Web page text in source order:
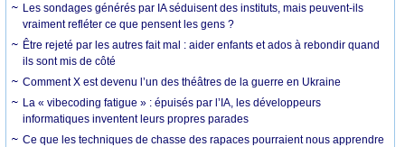
Les sondages générés par IA séduisent des instituts, mais peuvent-ils
vraiment refléter ce que pensent les gens ?
Être rejeté par les autres fait mal : aider enfants et ados à rebondir quand
ils sont mis de côté
Comment X est devenu l’un des théâtres de la guerre en Ukraine
La « vibecoding fatigue » : épuisés par l’IA, les développeurs
informatiques inventent leurs propres parades
Ce que les techniques de chasse des rapaces pourraient nous apprendre